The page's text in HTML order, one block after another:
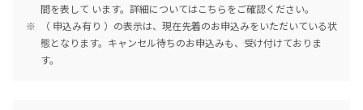
間を表して います。詳細についてはこちらをご確認ください。
（ 申込み有り ）の表示は、現在先着のお申込みをいただいている状
態となります。キャンセル待ちのお申込みも、受け付けておりま
す。